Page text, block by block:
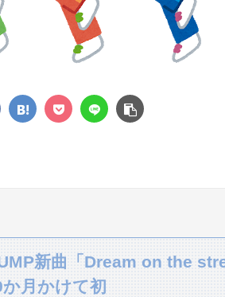
口裕香(36)、タンクトップがはち切れ
、セコカンになる
新曲「Dream on the
月かけて初